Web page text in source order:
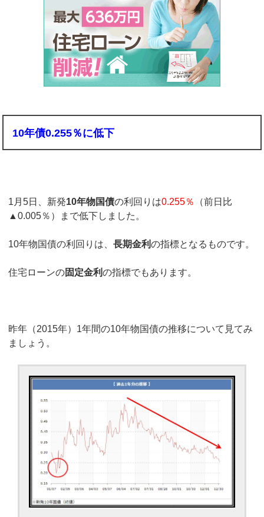
10年債0.255％に低下
1月5日、新発10年物国債の利回りは0.255％
（前日比
▲0.005％）まで低下しました。
10年物国債の利回りは、長期金利の指標となるものです。
住宅ローンの固定金利の指標でもあります。
昨年（2015年）1年間の10年物国債の推移について見てみ
ましょう。